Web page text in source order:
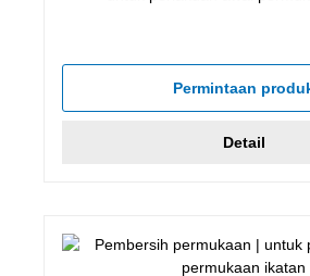
Permintaan
Detail